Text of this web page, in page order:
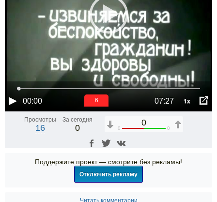
00:00 07:27 1x
6
Просмотры
16
За сегодня
0
0
0 0
Поддержите проект — смотрите без рекламы!
Отключить рекламу
Читать комментарии